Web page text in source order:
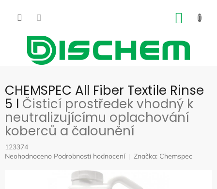
obsah
CHEMSPEC All Fiber Textile Rinse
5 l Čisticí prostředek vhodný k
neutralizujícímu oplachování
koberců a čalounění
123374
Průměrné
Neohodnoceno Podrobnosti hodnocení Značka: Chemspec